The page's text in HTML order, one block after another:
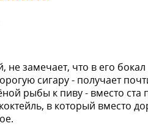
не замечает, что в его
сигару - получает
рыбы к пиву - вме­сто ста
в который вместо